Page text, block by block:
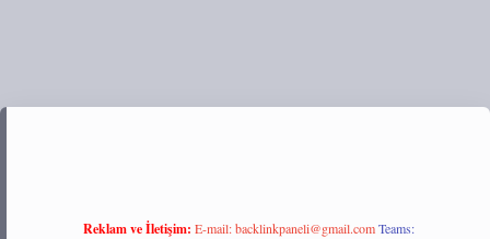
tulipbett.net/
Reklam ve İletişim: E-mail:backlinkpaneli@gmail.com Teams: